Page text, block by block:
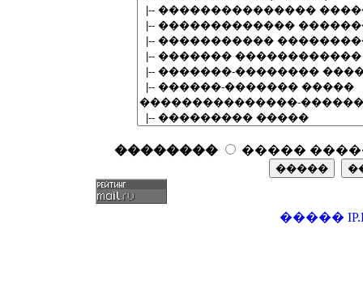
�������� �����
�����